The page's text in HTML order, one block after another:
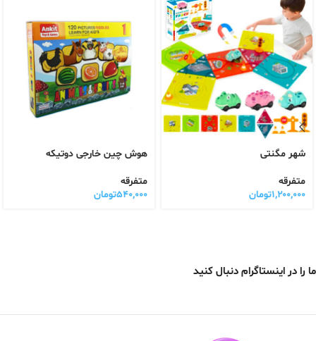
شهر مگنتی
متفرقه
۱,۲۰۰,۰۰۰تومان
هوش چین خارجی دوتیکه
متفرقه
۵۴۰,۰۰۰تومان
ما را در اینستاگرام دنبال کنید